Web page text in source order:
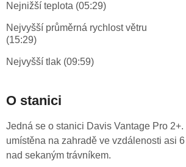
Nejnižší teplota (05:29)
Nejvyšší průměrná rychlost větru
(15:29)
Nejvyšší tlak (09:59)
O stanici
Jedná se o stanici Davis Vantage Pro
umístěna na zahradě ve vzdálenosti asi
nad sekaným trávníkem.